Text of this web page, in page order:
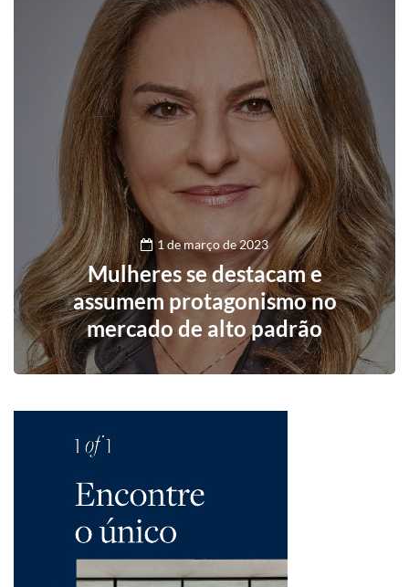
1 de março de 2023
Mulheres se destacam e
assumem protagonismo no
mercado de alto padrão